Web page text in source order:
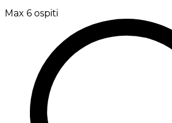
Max 6 ospiti